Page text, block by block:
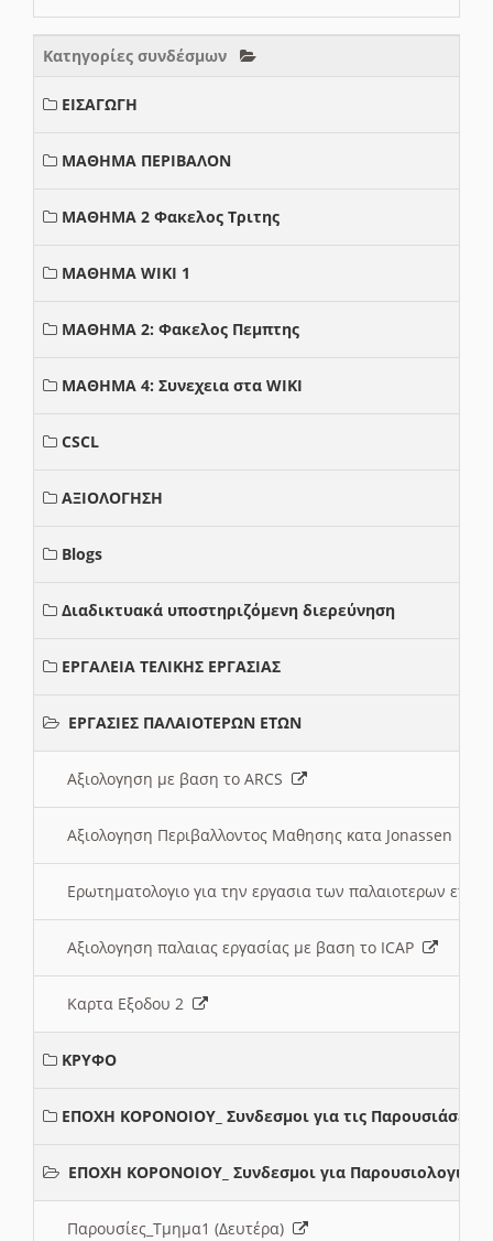
Κατηγορίες συνδέσμων
ΕΙΣΑΓΩΓΗ
ΜΑΘΗΜΑ ΠΕΡΙΒΑΛΟΝ
ΜΑΘΗΜΑ 2 Φακελος Τριτης
ΜΑΘΗΜΑ WIKI 1
ΜΑΘΗΜΑ 2: Φακελος Πεμπτης
ΜΑΘΗΜΑ 4: Συνεχεια στα WIKI
CSCL
ΑΞΙΟΛΟΓΗΣΗ
Blogs
Διαδικτυακά υποστηριζόμενη διερεύνηση
ΕΡΓΑΛΕΙΑ ΤΕΛΙΚΗΣ ΕΡΓΑΣΙΑΣ
ΕΡΓΑΣΙΕΣ ΠΑΛΑΙΟΤΕΡΩΝ ΕΤΩΝ
Αξιολογηση με βαση το ARCS
Αξιολογηση Περιβαλλοντος Μαθησης κατα Jonassen
Ερωτηματολογιο για την εργασια των παλαιοτερων
Αξιολογηση παλαιας εργασίας με βαση το ICAP
Καρτα Εξοδου 2
ΚΡΥΦΟ
ΕΠΟΧΗ ΚΟΡΟΝΟΙΟΥ_ Συνδεσμοι για τις Παρουσιάσεις
ΕΠΟΧΗ ΚΟΡΟΝΟΙΟΥ_ Συνδεσμοι για Παρουσιολογια
Παρουσίες_Τμημα1 (Δευτέρα)